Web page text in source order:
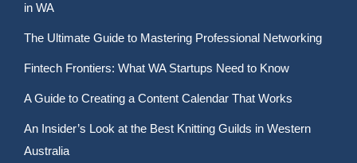
in WA
The Ultimate Guide to Mastering Professional Networking
Fintech Frontiers: What WA Startups Need to Know
A Guide to Creating a Content Calendar That Works
An Insider’s Look at the Best Knitting Guilds in Western
Australia